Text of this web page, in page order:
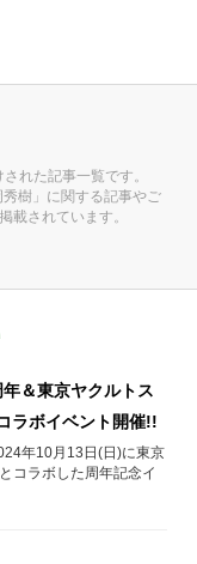
れた記事一覧です。
樹」に関する記事やご
載されています。
＆東京ヤクルトス
ラボイベント開催!!
年10月13日(日)に東京
コラボした周年記念イ